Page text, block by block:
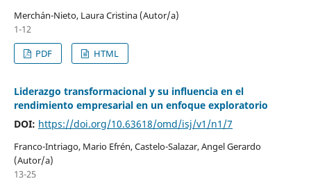
Merchán-Nieto, Laura Cristina (Autor/a)
1-12
PDF
HTML
Liderazgo transformacional y su influencia en el
rendimiento empresarial en un enfoque exploratorio
DOI: https://doi.org/10.63618/omd/isj/v1/n1/7
Franco-Intriago, Mario Efrén, Castelo-Salazar, Angel Gerardo
(Autor/a)
13-25